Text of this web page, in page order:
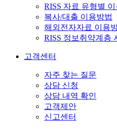
RISS 자료 유형별
복사/대출 이용방법
해외전자자료 이용
RISS 정보취약계층
고객센터
자주 찾는 질문
상담 신청
상담 내역 확인
고객제안
신고센터